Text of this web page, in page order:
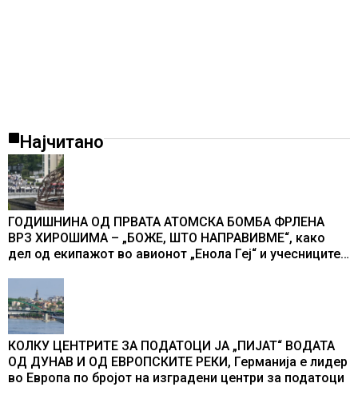
Најчитано
ГОДИШНИНА ОД ПРВАТА АТОМСКА БОМБА ФРЛЕНА
ВРЗ ХИРОШИМА – „БОЖЕ, ШТО НАПРАВИВМЕ“, како
дел од екипажот во авионот „Енола Геј“ и учесниците
промени текот на историјата
КОЛКУ ЦЕНТРИТЕ ЗА ПОДАТОЦИ ЈА „ПИЈАТ“ ВОДАТА
ОД ДУНАВ И ОД ЕВРОПСКИТЕ РЕКИ, Германија е лидер
во Европа по бројот на изградени центри за податоци